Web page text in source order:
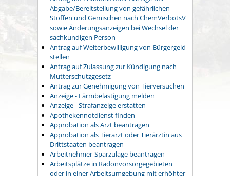
Abgabe/Bereitstellung von gefährlichen
Stoffen und Gemischen nach ChemVerbotsV
sowie Änderungsanzeigen bei Wechsel der
sachkundigen Person
Antrag auf Weiterbewilligung von Bürgergeld
stellen
Antrag auf Zulassung zur Kündigung nach
Mutterschutzgesetz
Antrag zur Genehmigung von Tierversuchen
Anzeige - Lärmbelästigung melden
Anzeige - Strafanzeige erstatten
Apothekennotdienst finden
Approbation als Arzt beantragen
Approbation als Tierarzt oder Tierärztin aus
Drittstaaten beantragen
Arbeitnehmer-Sparzulage beantragen
Arbeitsplätze in Radonvorsorgegebieten
oder in einer Arbeitsumgebung mit erhöhter